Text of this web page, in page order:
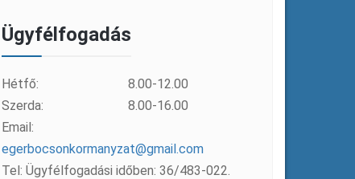
Ügyfélfogadás
Hétfő:
8.00-12.00
Szerda:
8.00-16.00
Email:
egerbocsonkormanyzat@gmail.com
Tel: Ügyfélfogadási időben: 36/483-022.